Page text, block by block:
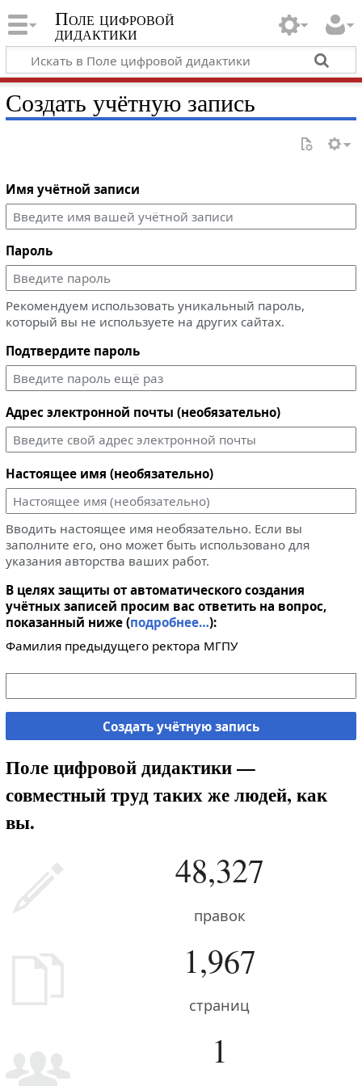
Поле цифровой
дидактики
Создать учётную запись
Имя учётной записи
Пароль
Рекомендуем использовать уникальный пароль,
который вы не используете на других сайтах.
Подтвердите пароль
Адрес электронной почты (необязательно)
Настоящее имя (необязательно)
Вводить настоящее имя необязательно. Если вы
заполните его, оно может быть использовано для
указания авторства ваших работ.
В целях защиты от автоматического создания
учётных записей просим вас ответить на вопрос,
показанный ниже (подробнее…):
Фамилия предыдущего ректора МГПУ
Создать учётную запись
Поле цифровой дидактики —
совместный труд таких же людей, как
вы.
48,327
правок
1,967
страниц
1